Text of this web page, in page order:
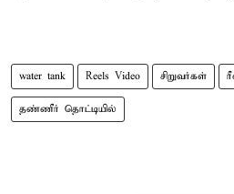
water tank Reels Video சிறுவர்கள்
தண்ணீர் தொட்டியில்